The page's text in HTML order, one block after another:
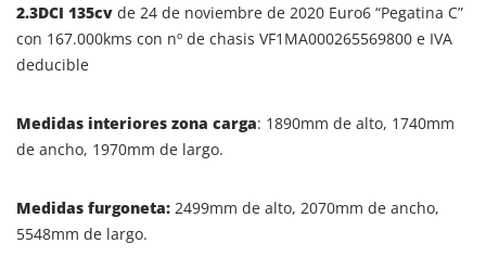
2.3DCI 135cv de 24 de noviembre de 2020 Euro6 “Pegatina C”
con 167.000kms con nº de chasis VF1MA000265569800 e IVA
deducible
Medidas interiores zona carga: 1890mm de alto, 1740mm
de ancho, 1970mm de largo.
Medidas furgoneta: 2499mm de alto, 2070mm de ancho,
5548mm de largo.